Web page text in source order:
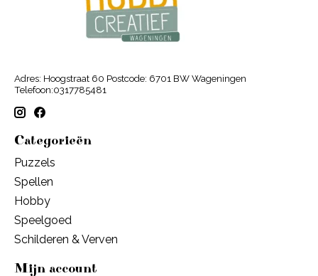
Adres: Hoogstraat 60 Postcode: 6701 BW Wageningen
Telefoon:0317785481
Categorieën
Puzzels
Spellen
Hobby
Speelgoed
Schilderen & Verven
Mijn account